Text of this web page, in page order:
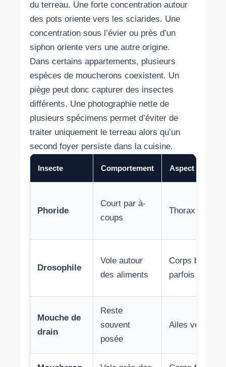
du terreau. Une forte concentration autour
des pots oriente vers les sciarides. Une
concentration sous l’évier ou près d’un
siphon oriente vers une autre origine.
Dans certains appartements, plusieurs
espèces de moucherons coexistent. Un
piège peut donc capturer des insectes
différents. Une photographie nette de
plusieurs spécimens permet d’éviter de
traiter uniquement le terreau alors qu’un
second foyer persiste dans la cuisine.
Insecte Comportement Aspect
Phoride
Court par à-
coups
Thorax bombé
Drosophile
Vole autour
des aliments
Corps beige,
parfois rouges
Mouche de
drain
Reste
souvent
posée
Ailes velues